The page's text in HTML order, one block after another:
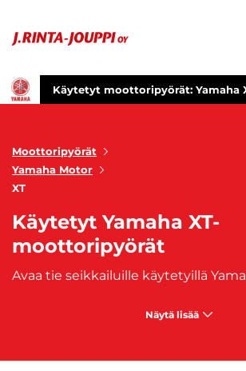
Käytetyt moottoripyörät: Yamaha
Moottoripyörät
Yamaha Motor
XT
Käytetyt Yamaha XT-
moottoripyörät
Näytä lisää